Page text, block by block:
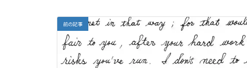
前の記事